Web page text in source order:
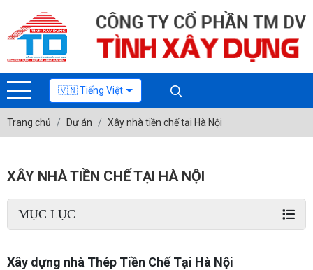
🇻🇳 Tiếng Việt
Trang chủ Dự án Xây nhà tiền chế tại Hà Nội
XÂY NHÀ TIỀN CHẾ TẠI HÀ NỘI
MỤC LỤC
Xây dựng nhà Thép Tiền Chế Tại Hà Nội